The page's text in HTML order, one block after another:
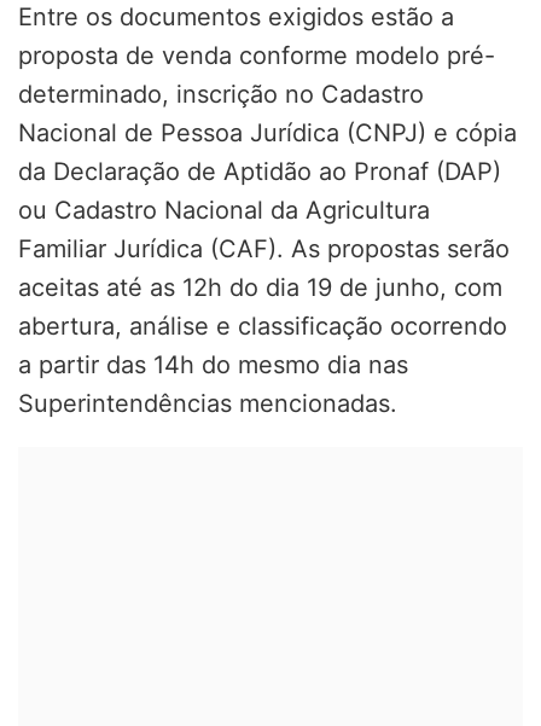
Entre os documentos exigidos estão a
proposta de venda conforme modelo pré-
determinado, inscrição no Cadastro
Nacional de Pessoa Jurídica (CNPJ) e cópia
da Declaração de Aptidão ao Pronaf (DAP)
ou Cadastro Nacional da Agricultura
Familiar Jurídica (CAF). As propostas serão
aceitas até as 12h do dia 19 de junho, com
abertura, análise e classificação ocorrendo
a partir das 14h do mesmo dia nas
Superintendências mencionadas.